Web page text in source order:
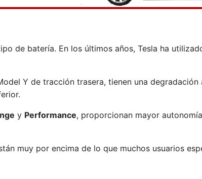
de batería. En los últimos años, Tesla ha
Y de tracción trasera, tienen una
y Performance, proporcionan mayor
muy por encima de lo que muchos usuarios